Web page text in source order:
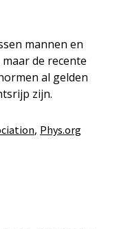
mannen en
de recente
al gelden
zijn.
, Phys.org